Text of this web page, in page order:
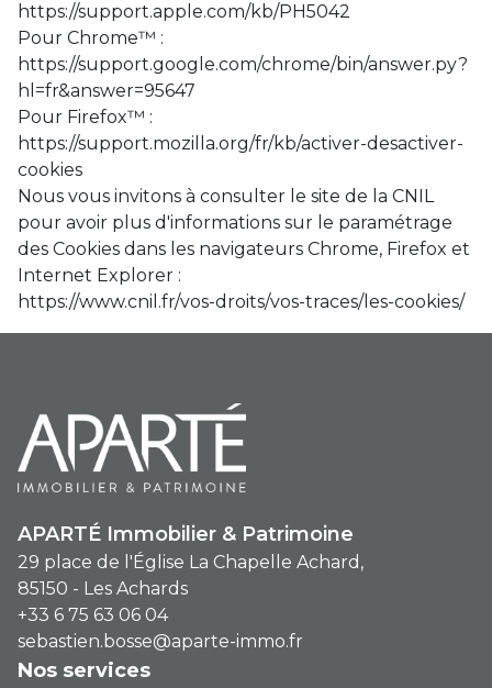
https://support.apple.com/kb/PH5042
Pour Chrome™ :
https://support.google.com/chrome/bin/answer.py?
hl=fr&answer=95647
Pour Firefox™ :
https://support.mozilla.org/fr/kb/activer-desactiver-
cookies
Nous vous invitons à consulter le site de la CNIL
pour avoir plus d'informations sur le paramétrage
des Cookies dans les navigateurs Chrome, Firefox et
Internet Explorer :
https://www.cnil.fr/vos-droits/vos-traces/les-cookies/
APARTÉ Immobilier & Patrimoine
29 place de l'Église La Chapelle Achard,
85150 - Les Achards
+33 6 75 63 06 04
sebastien.bosse@aparte-immo.fr
Nos services